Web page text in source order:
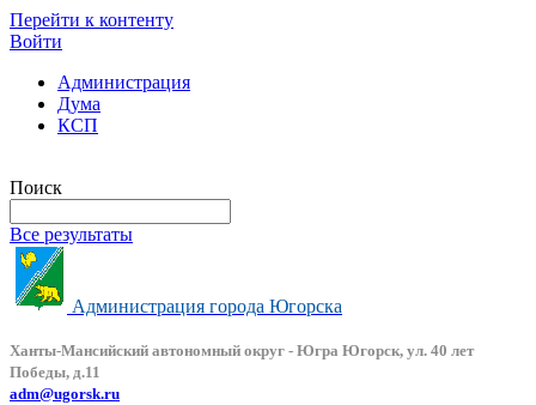
Перейти к контенту
Войти
Администрация
Дума
КСП
Поиск
Все результаты
Администрация города Югорска
Ханты-Мансийский автономный округ - Югра Югорск, ул. 40 лет
Победы, д.11
adm@ugorsk.ru